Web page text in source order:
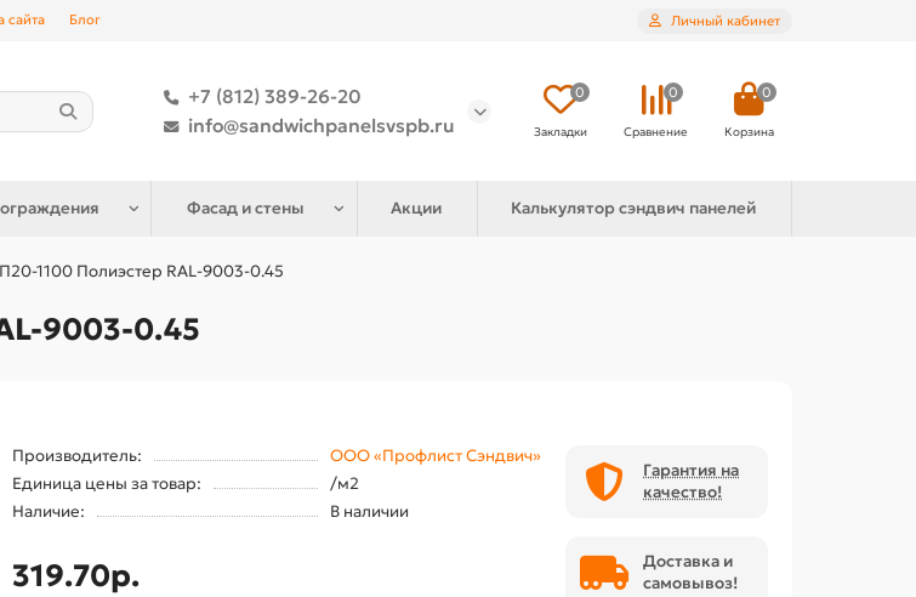
сайта Блог Личный кабинет
+7 (812) 389-26-20
info@sandwichpanelsvspb.ru
0
Закладки
0
Сравнение
0
Корзина
Фасад и стены Акции Калькулятор сэндвич панелей
1100 Полиэстер RAL-9003-0.45
9003-0.45
Производитель:
ООО «Профлист Сэндвич»
Единица цены за товар:
/м2
Наличие:
В наличии
319.70р.
Гарантия на
качество!
Доставка и
самовывоз!